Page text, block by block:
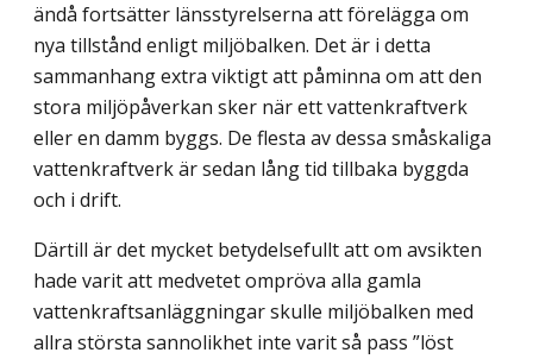
ändå fortsätter länsstyrelserna att förelägga om
nya tillstånd enligt miljöbalken. Det är i detta
sammanhang extra viktigt att påminna om att den
stora miljöpåverkan sker när ett vattenkraftverk
eller en damm byggs. De flesta av dessa småskaliga
vattenkraftverk är sedan lång tid tillbaka byggda
och i drift.
Därtill är det mycket betydelsefullt att om avsikten
hade varit att medvetet ompröva alla gamla
vattenkraftsanläggningar skulle miljöbalken med
allra största sannolikhet inte varit så pass ”löst